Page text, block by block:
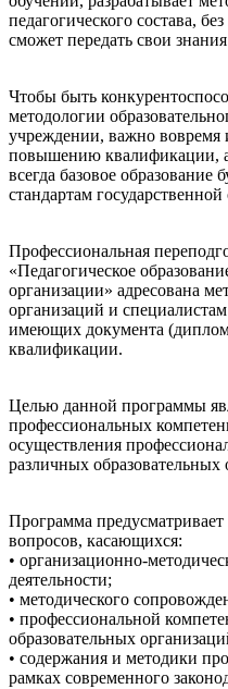
педагогического состава,
сможет передать свои
Чтобы быть
методологии
учреждении, важно вовремя
повышению квалификации, а
всегда базовое образование
стандартам
Профессиональная
«Педагогическое
организации» адресована
организаций и
имеющих документа
квалификации.
Целью данной программы
профессиональных
осуществления
различных образовательных
Программа
вопросов, касающихся:
• организационно-
деятельности;
• методического
• профессиональной
образовательных
• содержания и методики
рамках современного